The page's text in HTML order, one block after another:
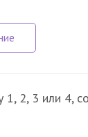
1, 2, 3 или 4,